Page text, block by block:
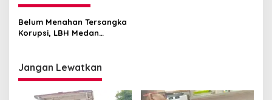
Belum Menahan Tersangka
Korupsi, LBH Medan
Polri
Jangan Lewatkan